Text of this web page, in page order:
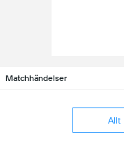
Matchhändelser
Allt